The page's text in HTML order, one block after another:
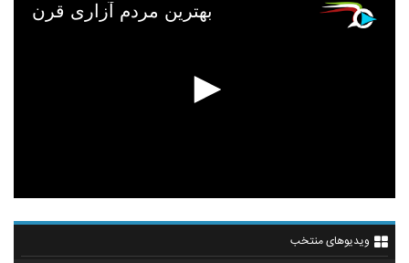
بهترین مردم آزاری قرن
ویدیوهای منتخب